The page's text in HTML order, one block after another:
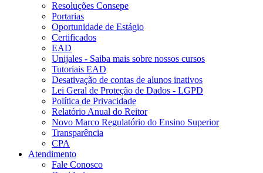
Resoluções Consepe
Portarias
Oportunidade de Estágio
Certificados
EAD
Unijales - Saiba mais sobre nossos cursos
Tutoriais EAD
Desativação de contas de alunos inativos
Lei Geral de Proteção de Dados - LGPD
Política de Privacidade
Relatório Anual do Reitor
Novo Marco Regulatório do Ensino Superior
Transparência
CPA
Atendimento
Fale Conosco